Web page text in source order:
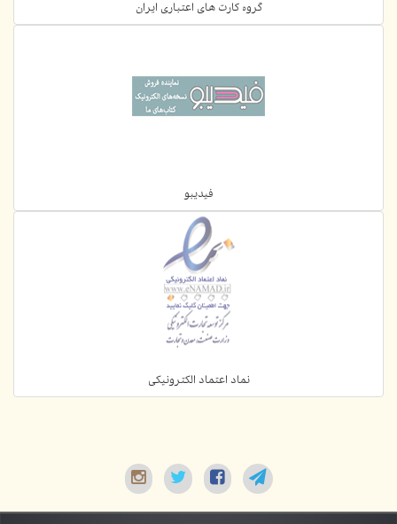
گروه کارت های اعتباری ایران
فیدیبو
نماد اعتماد الکترونیکی